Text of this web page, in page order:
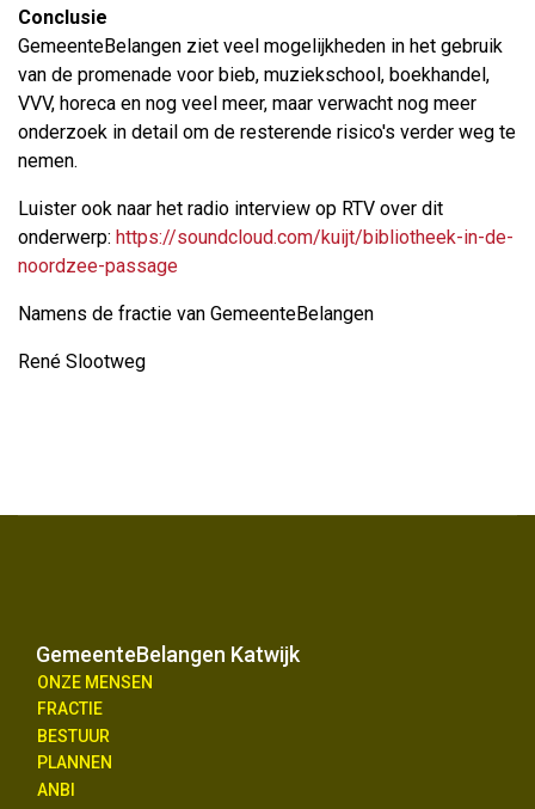
Conclusie
GemeenteBelangen ziet veel mogelijkheden in het gebruik
van de promenade voor bieb, muziekschool, boekhandel,
VVV, horeca en nog veel meer, maar verwacht nog meer
onderzoek in detail om de resterende risico's verder weg te
nemen.
Luister ook naar het radio interview op RTV over dit
onderwerp: https://soundcloud.com/kuijt/bibliotheek-in-de-
noordzee-passage
Namens de fractie van GemeenteBelangen
René Slootweg
GemeenteBelangen Katwijk
ONZE MENSEN
FRACTIE
BESTUUR
PLANNEN
ANBI